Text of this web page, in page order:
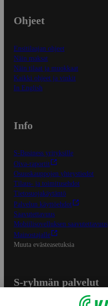
Ohjeet
Ensitilaajan ohjeet
Näin maksat
Näin tilaat ja muokkaat
Kaikki ohjeet ja vinkit
In English
Info
S-Business yrityksille
Oiva-raportit
Osuuskauppojen yhteystiedot
Tilaus- ja toimitusehdot
Tietosuojakäytäntö
Palvelun käyttöehdot
Saavutettavuus
Mobiilisovelluksen saavutettavuus
Mainostajalle
Muuta evästeasetuksia
S-ryhmän palvelut